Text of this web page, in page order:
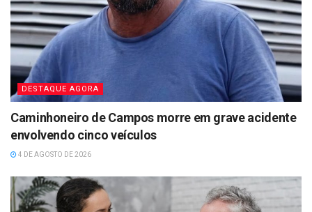
DESTAQUE AGORA
Caminhoneiro de Campos morre em grave acidente
envolvendo cinco veículos
4 DE AGOSTO DE 2026